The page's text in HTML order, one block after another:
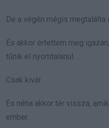
De a végén mégis megtalálta
És akkor értettem meg
tűnik el nyomtalanul.
Csak kivár.
És néha akkor tér vissza,
ember.